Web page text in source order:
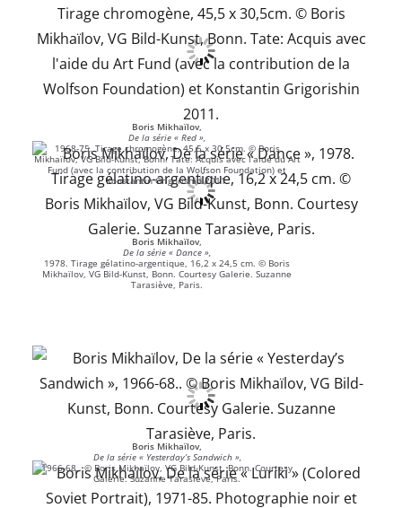
Boris Mikhaïlov,
De la série « Red »,
1968-75. Tirage chromogène, 45,5 x 30,5cm. © Boris
Mikhaïlov, VG Bild-Kunst, Bonn. Tate: Acquis avec l’aide du Art
Fund (avec la contribution de la Wolfson Foundation) et
Konstantin Grigorishin 2011.
Boris Mikhaïlov,
De la série « Dance »,
1978. Tirage gélatino-argentique, 16,2 x 24,5 cm. © Boris
Mikhaïlov, VG Bild-Kunst, Bonn. Courtesy Galerie. Suzanne
Tarasiève, Paris.
Boris Mikhaïlov,
De la série « Yesterday’s Sandwich »,
1966-68.. © Boris Mikhaïlov, VG Bild-Kunst, Bonn. Courtesy
Galerie. Suzanne Tarasiève, Paris.